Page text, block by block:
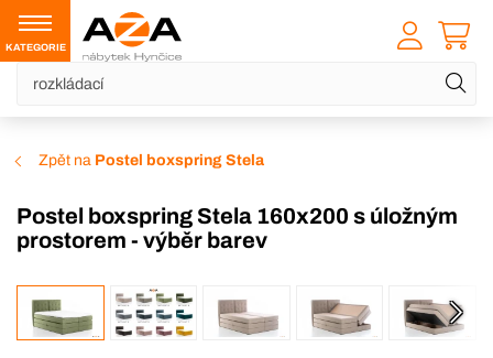
KATEGORIE
Zpět na Postel boxspring Stela
Postel boxspring Stela 160x200 s úložným
prostorem - výběr barev
VÝROBA